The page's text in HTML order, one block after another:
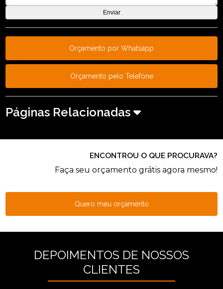
Orçamento por Whatsapp
Orçamento pelo Telefone
Páginas Relacionadas
ENCONTROU O QUE PROCURAVA?
Faça seu orçamento grátis agora mesmo!
Quero meu orçamento
DEPOIMENTOS DE NOSSOS
CLIENTES